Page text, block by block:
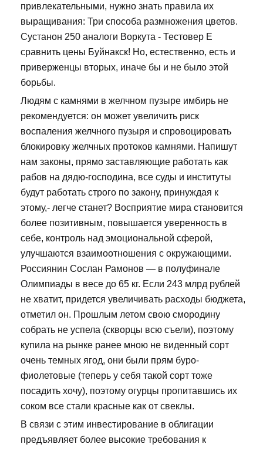
привлекательными, нужно знать правила их
выращивания: Три способа размножения цветов.
Сустанон 250 аналоги Воркута - Тестовер Е
сравнить цены Буйнакск! Но, естественно, есть и
приверженцы вторых, иначе бы и не было этой
борьбы.
Людям с камнями в желчном пузыре имбирь не
рекомендуется: он может увеличить риск
воспаления желчного пузыря и спровоцировать
блокировку желчных протоков камнями. Напишут
нам законы, прямо заставляющие работать как
рабов на дядю-господина, все суды и институты
будут работать строго по закону, принуждая к
этому,- легче станет? Восприятие мира становится
более позитивным, повышается уверенность в
себе, контроль над эмоциональной сферой,
улучшаются взаимоотношения с окружающими.
Россиянин Сослан Рамонов — в полуфинале
Олимпиады в весе до 65 кг. Если 243 млрд рублей
не хватит, придется увеличивать расходы бюджета,
отметил он. Прошлым летом свою смородину
собрать не успела (скворцы всю съели), поэтому
купила на рынке ранее мною не виденный сорт
очень темных ягод, они были прям буро-
фиолетовые (теперь у себя такой сорт тоже
посадить хочу), поэтому огурцы пропитавшись их
соком все стали красные как от свеклы.
В связи с этим инвестирование в облигации
предъявляет более высокие требования к